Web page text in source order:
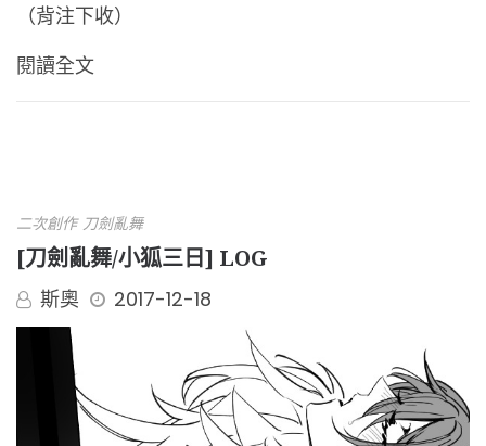
（背注下收）
閱讀全文
二次創作 刀劍亂舞
[刀劍亂舞/小狐三日] LOG
斯奧 2017-12-18